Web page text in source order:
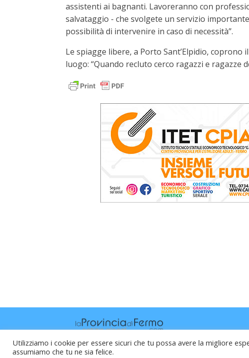
assistenti ai bagnanti. Lavoreranno con
salvataggio - che svolgete un servizio
possibilità di intervenire in caso di necessità”.
Le spiagge libere, a Porto Sant’Elpidio,
luogo: “Quando recluto cerco ragazzi e ragazze
Raffaele Vitali - via Leopardi 10 - 61121 Pesaro
Utilizziamo i cookie per essere sicuri che tu possa avere la migliore
assumiamo che tu ne sia felice.